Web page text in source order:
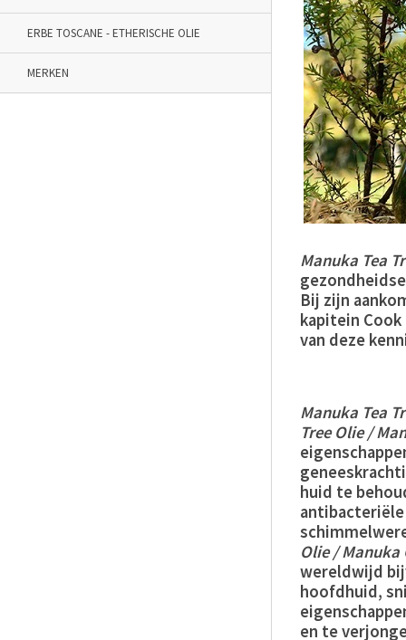
ERBE TOSCANE - ETHERISCHE OLIE
MERKEN
Manuka Tea
Bij zijn
kapitein
van deze
Manuka Tea
Tree Olie /
huid te
Olie /
wereldwijd
hoofdhuid,
en te